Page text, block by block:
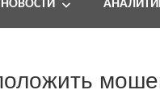
НОВОСТИ